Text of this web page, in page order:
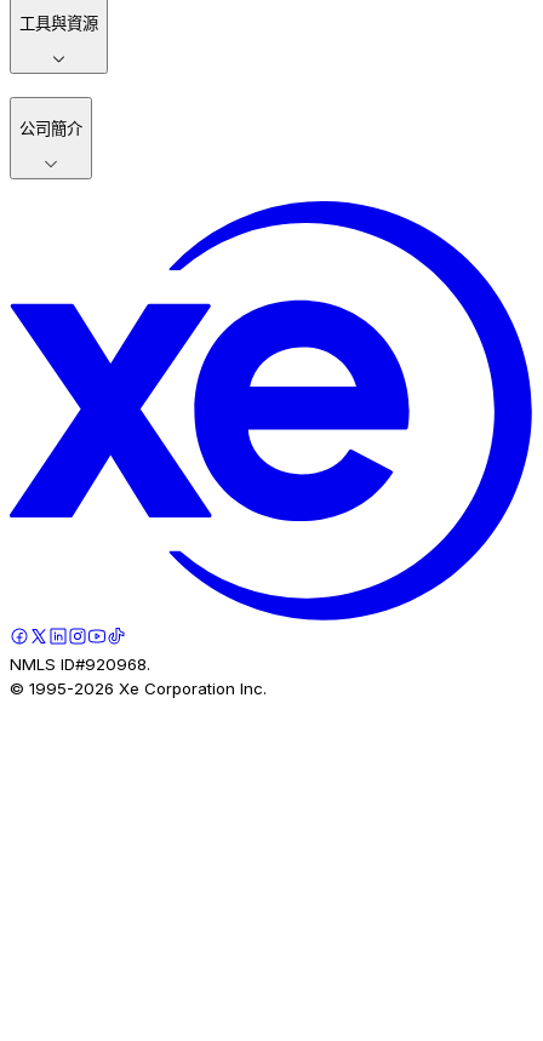
工具與資源
公司簡介
NMLS ID#920968.
© 1995-2026 Xe Corporation Inc.